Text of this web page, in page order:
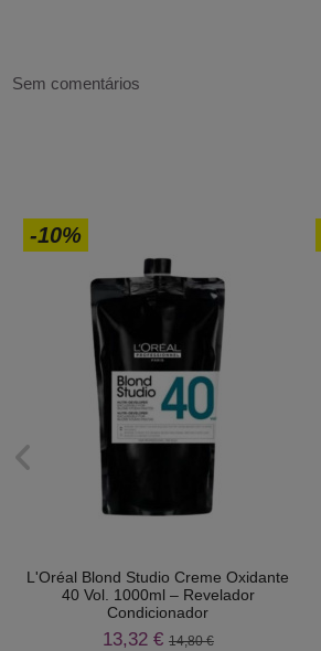
Sem comentários
-10%
L'Oréal Blond Studio Creme Oxidante
40 Vol. 1000ml – Revelador
Condicionador
13,32 € 14,80 €